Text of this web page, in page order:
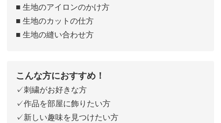
■ 生地のアイロンのかけ方
■ 生地のカットの仕方
■ 生地の縫い合わせ方
こんな方におすすめ！
✓刺繍がお好きな方
✓作品を部屋に飾りたい方
✓新しい趣味を見つけたい方